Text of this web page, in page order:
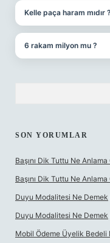
Kelle paça haram mıdır ?
6 rakam milyon mu ?
SON YORUMLAR
Başını Dik Tuttu Ne Anlama
Başını Dik Tuttu Ne Anlama
Duyu Modalitesi Ne Demek
Duyu Modalitesi Ne Demek
Mobil Ödeme Üyelik Bedeli